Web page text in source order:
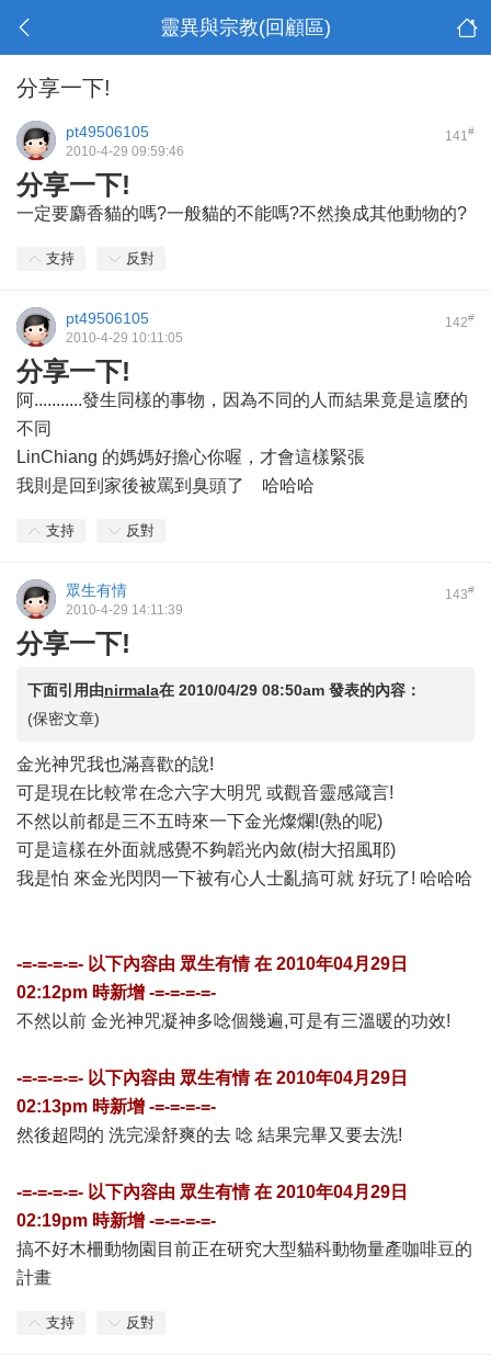
靈異與宗教(回顧區)
分享一下!
141#
pt49506105
2010-4-29 09:59:46
分享一下!
一定要麝香貓的嗎?一般貓的不能嗎?不然換成其他動物的?
支持 反對
142#
pt49506105
2010-4-29 10:11:05
分享一下!
阿...........發生同樣的事物，因為不同的人而結果竟是這麼的
不同
LinChiang 的媽媽好擔心你喔，才會這樣緊張
我則是回到家後被罵到臭頭了 哈哈哈
支持 反對
143#
眾生有情
2010-4-29 14:11:39
分享一下!
下面引用由nirmala在 2010/04/29 08:50am 發表的內容：
(保密文章)
金光神咒我也滿喜歡的說!
可是現在比較常在念六字大明咒 或觀音靈感箴言!
不然以前都是三不五時來一下金光燦爛!(熟的呢)
可是這樣在外面就感覺不夠韜光內斂(樹大招風耶)
我是怕 來金光閃閃一下被有心人士亂搞可就 好玩了! 哈哈哈
-=-=-=-=- 以下內容由 眾生有情在 2010年04月29日
02:12pm 時新增 -=-=-=-=-
不然以前 金光神咒凝神多唸個幾遍,可是有三溫暖的功效!
-=-=-=-=- 以下內容由 眾生有情在 2010年04月29日
02:13pm 時新增 -=-=-=-=-
然後超悶的 洗完澡舒爽的去 唸 結果完畢又要去洗!
-=-=-=-=- 以下內容由 眾生有情在 2010年04月29日
02:19pm 時新增 -=-=-=-=-
搞不好木柵動物園目前正在研究大型貓科動物量產咖啡豆的
計畫
支持 反對